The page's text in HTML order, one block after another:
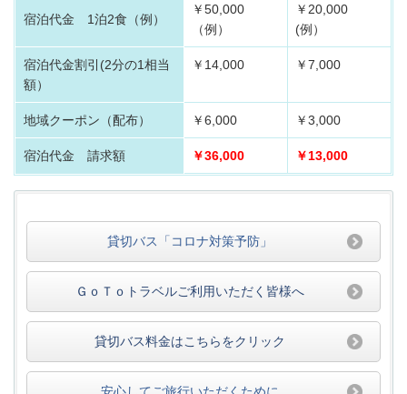
宿泊代金 1泊2食（例）
￥50,000
（例）
￥20,000
(例）
宿泊代金割引 (2分の1相当
額）
￥14,000 ￥7,000
地域クーポン（配布） ￥6,000 ￥3,000
宿泊代金 請求額 ￥36,000 ￥13,000
貸切バス「コロナ対策予防」
ＧｏＴｏトラベルご利用いただく皆様へ
貸切バス料金はこちらをクリック